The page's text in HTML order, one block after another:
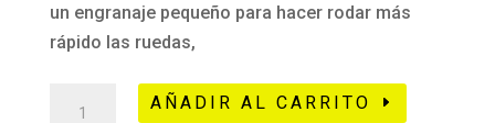
un engranaje pequeño para hacer rodar más
rápido las ruedas,
AÑADIR AL CARRITO